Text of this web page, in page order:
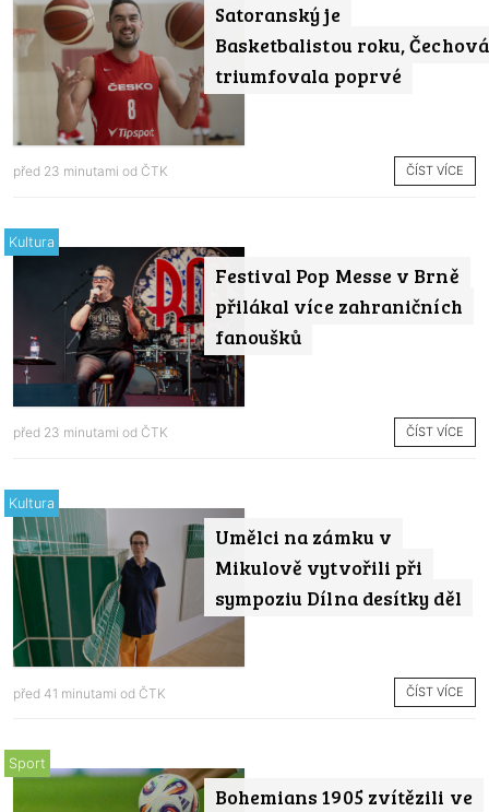
Satoranský je
Basketbalistou roku, Čechová
triumfovala poprvé
před 23 minutami od ČTK ČÍST VÍCE
Festival Pop Messe v Brně
přilákal více zahraničních
fanoušků
Kultura
před 23 minutami od ČTK ČÍST VÍCE
Umělci na zámku v
Mikulově vytvořili při
sympoziu Dílna desítky děl
Kultura
před 41 minutami od ČTK ČÍST VÍCE
Bohemians 1905 zvítězili ve
Sport